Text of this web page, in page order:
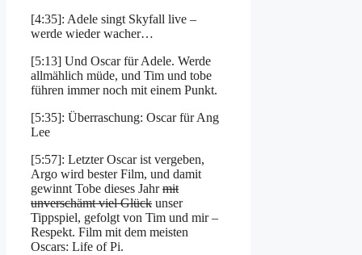
[4:35]: Adele singt Skyfall live –
werde wieder wacher…
[5:13] Und Oscar für Adele. Werde
allmählich müde, und Tim und tobe
führen immer noch mit einem Punkt.
[5:35]: Überraschung: Oscar für Ang
Lee
[5:57]: Letzter Oscar ist vergeben,
Argo wird bester Film, und damit
gewinnt Tobe dieses Jahrmit
unverschämt viel Glück unser
Tippspiel, gefolgt von Tim und mir –
Respekt. Film mit dem meisten
Oscars: Life of Pi.